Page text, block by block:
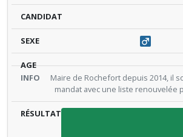
Maire de Rochefort depuis 2014, il
mandat avec une liste renouvelée